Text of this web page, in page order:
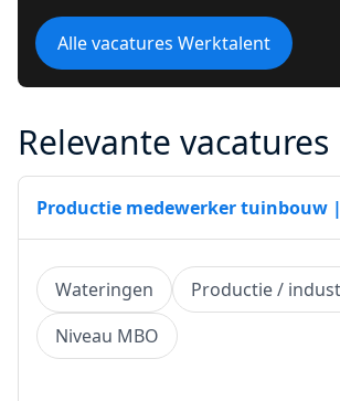
Alle vacatures Werktalent
Relevante vacatures
Productie medewerker tuinbouw
Wateringen
Productie /
Niveau MBO